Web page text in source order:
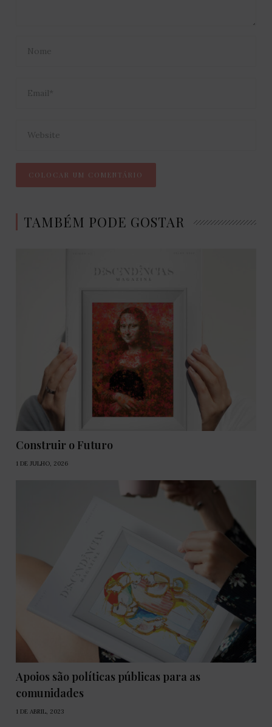
TAMBÉM PODE GOSTAR
Construir o Futuro
1 DE JULHO, 2026
Apoios são políticas públicas para as
comunidades
1 DE ABRIL, 2023